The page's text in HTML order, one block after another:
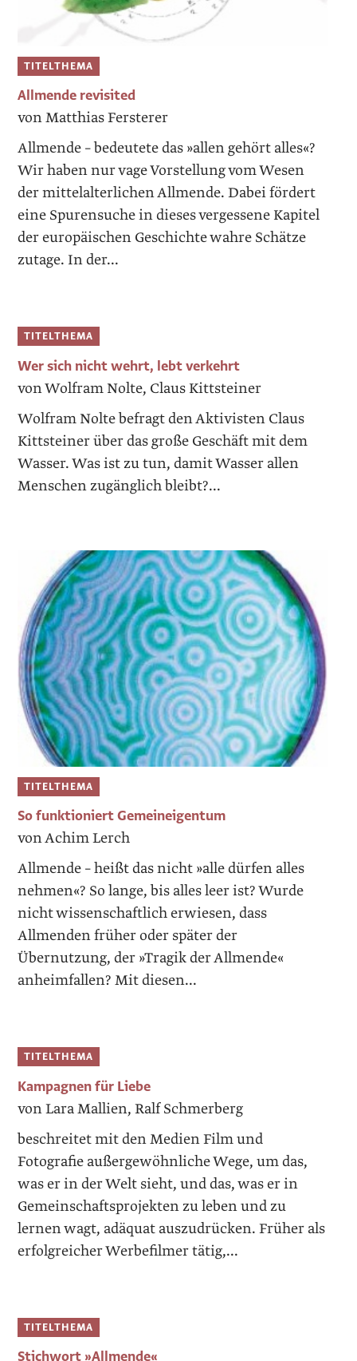
TITELTHEMA
Allmende revisited
von Matthias Fersterer
Allmende – bedeutete das »allen gehört alles«?
Wir haben nur vage Vorstellung vom Wesen
der mittel­alterlichen Allmende. Dabei fördert
eine Spurensuche in dieses vergessene Kapitel
der europäischen ­Geschichte wahre Schätze
zutage. In der...
TITELTHEMA
Wer sich nicht wehrt, lebt verkehrt
von Wolfram Nolte, Claus Kittsteiner
Wolfram Nolte befragt den Aktivisten Claus
Kittsteiner über das große Geschäft mit dem
Wasser. Was ist zu tun, damit Wasser allen
Menschen zugänglich bleibt?...
TITELTHEMA
So funktioniert Gemeineigentum
von Achim Lerch
Allmende – heißt das nicht »alle dürfen alles
nehmen«? So lange, bis alles leer ist? Wurde
nicht wissenschaftlich erwiesen, dass
Allmenden früher oder später der
Übernutzung, der »Tragik der Allmende«
anheimfallen? Mit diesen...
TITELTHEMA
Kampagnen für Liebe
von Lara Mallien, Ralf Schmerberg
beschreitet mit den Medien Film und
Fotografie außergewöhn­liche Wege, um das,
was er in der Welt sieht, und das, was er in
Gemeinschaftsprojekten zu leben und zu
lernen wagt, adäquat auszudrücken. Früher als
erfolgreicher Werbefilmer tätig,...
TITELTHEMA
Stichwort »Allmende«